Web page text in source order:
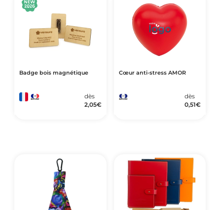
Badge bois magnétique
dès
2,05€
Cœur anti-stress AMOR
dès
0,51€